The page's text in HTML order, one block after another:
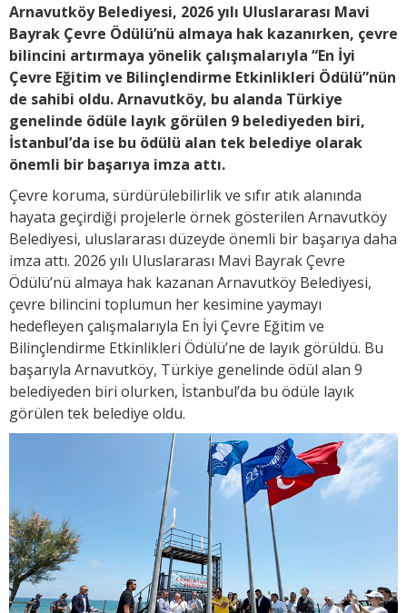
Arnavutköy Belediyesi, 2026 yılı Uluslararası Mavi
Bayrak Çevre Ödülü’nü almaya hak kazanırken, çevre
bilincini artırmaya yönelik çalışmalarıyla “En İyi
Çevre Eğitim ve Bilinçlendirme Etkinlikleri Ödülü”nün
de sahibi oldu. Arnavutköy, bu alanda Türkiye
genelinde ödüle layık görülen 9 belediyeden biri,
İstanbul’da ise bu ödülü alan tek belediye olarak
önemli bir başarıya imza attı.
Çevre koruma, sürdürülebilirlik ve sıfır atık alanında
hayata geçirdiği projelerle örnek gösterilen Arnavutköy
Belediyesi, uluslararası düzeyde önemli bir başarıya daha
imza attı. 2026 yılı Uluslararası Mavi Bayrak Çevre
Ödülü’nü almaya hak kazanan Arnavutköy Belediyesi,
çevre bilincini toplumun her kesimine yaymayı
hedefleyen çalışmalarıyla En İyi Çevre Eğitim ve
Bilinçlendirme Etkinlikleri Ödülü’ne de layık görüldü. Bu
başarıyla Arnavutköy, Türkiye genelinde ödül alan 9
belediyeden biri olurken, İstanbul’da bu ödüle layık
görülen tek belediye oldu.